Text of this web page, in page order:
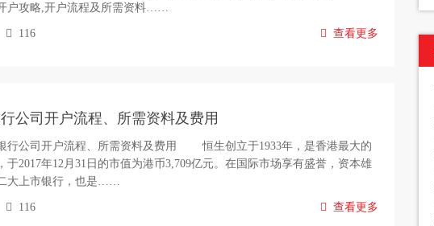
户攻略,开户流程及所需资料……
查看更多
116
公司开户流程、所需资料及费用
公司开户流程、所需资料及费用 恒生创立于1933年，是香港最大的
于2017年12月31日的市值为港币3,709亿元。在国际市场享有盛誉，资本雄
大上市银行，也是……
查看更多
116